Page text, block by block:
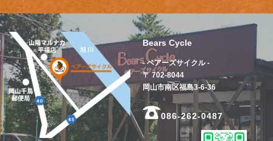
Bears Cycle
- ベアーズサイクル -
〒 702-8044
岡山市南区福島3-6-36
086-262-0487